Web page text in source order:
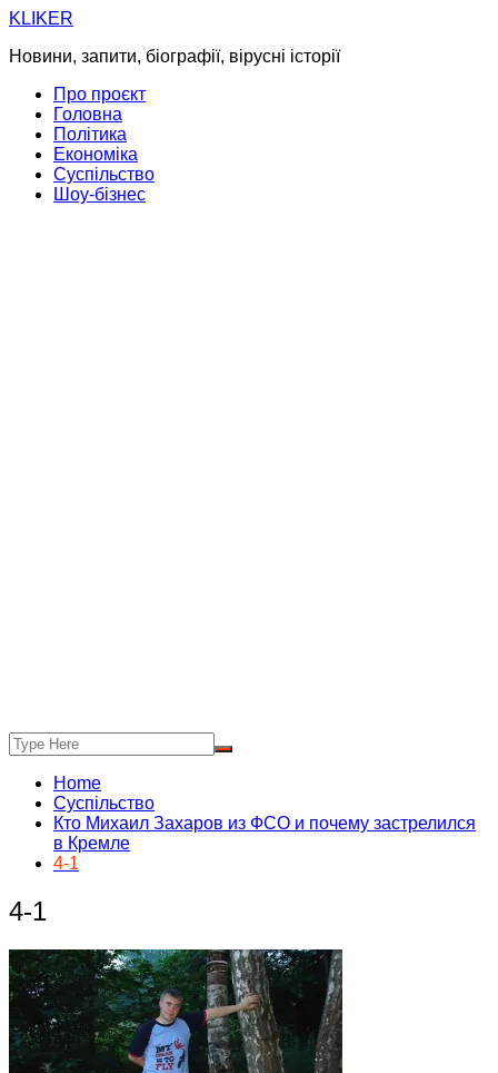
Skip
content
KLIKER
Новини, запити, біографії, вірусні історії
Про проєкт
Головна
Політика
Економіка
Суспільство
Шоу-бізнес
Home
Суспільство
Кто Михаил Захаров из ФСО и почему застрелился
в Кремле
4-1
4-1